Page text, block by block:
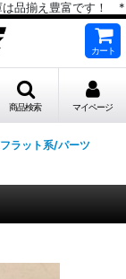
は品揃え豊富です！ *
カート
商品検索 マイページ
ラット系/パーツ